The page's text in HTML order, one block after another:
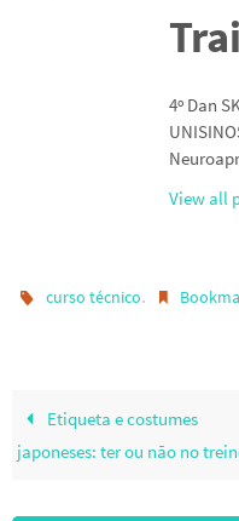
4º Dan
View all
curso técnico.
Etiqueta e costumes
japoneses: ter ou não no